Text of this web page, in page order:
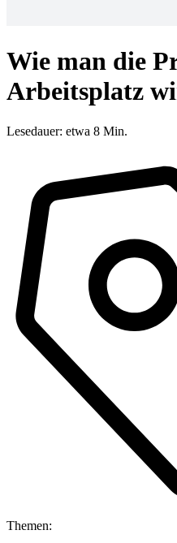
Wie man die
Arbeitsplatz
Lesedauer: etwa 8 Min.
Themen: